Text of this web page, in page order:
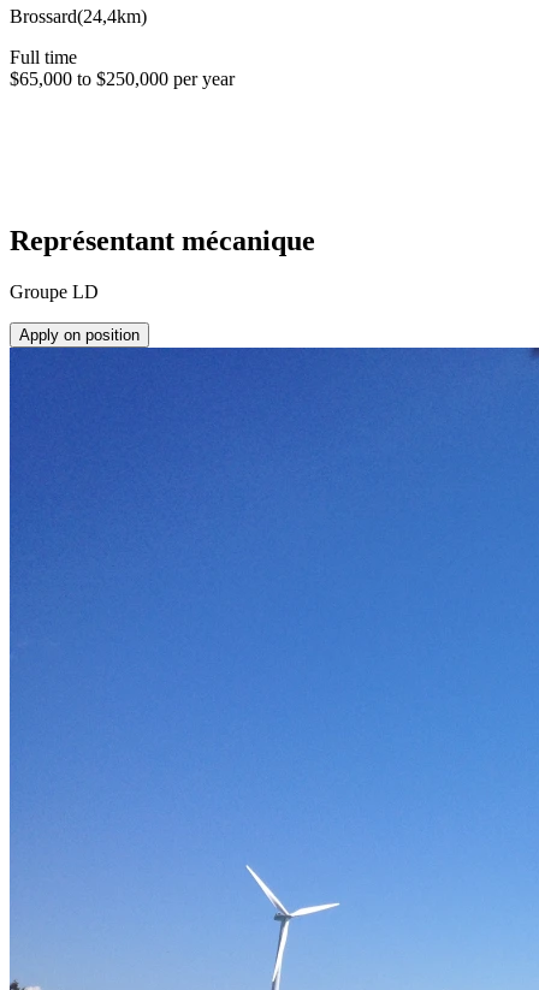
Brossard(24,4km)
Full time
$65,000 to $250,000 per year
Représentant mécanique
Groupe LD
Apply on position